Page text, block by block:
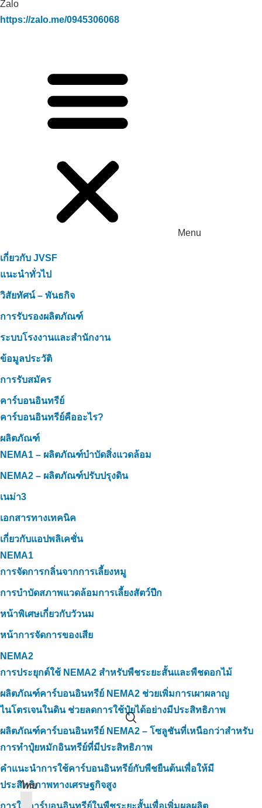
ไทย
Zalo
https://zalo.me/0945306068
Menu
เกี่ยวกับ JVSF
แนะนำทั่วไป
วิสัยทัศน์ – พันธกิจ
การรับรองผลิตภัณฑ์
ระบบโรงงานและสำนักงาน
ข้อมูลประวัติ
การรับสมัคร
คาร์บอนอินทรีย์
คาร์บอนอินทรีย์คืออะไร?
ผลิตภัณฑ์
NEMA1 – ผลิตภัณฑ์บำบัดสิ่งแวดล้อม
NEMA2 – ผลิตภัณฑ์ปรับปรุงดิน
เนม่า3
เอกสารทางเทคนิค
เกี่ยวกับแอปพลิเคชั่น
NEMA1
การจัดการกลิ่นจากการเลี้ยงหมู
การบำบัดสภาพแวดล้อมการเลี้ยงสัตว์ปีก
หน้าพิเศษเกี่ยวกับวัวนม
หน้าการจัดการของเสีย
NEMA2
การประยุกต์ใช้ NEMA2 สำหรับพืชระยะสั้นและพืชดอกไม้
ผลิตภัณฑ์คาร์บอนอินทรีย์ NEMA2 ช่วยเพิ่มการเผาผลาญ
ไนโตรเจนในดิน ช่วยลดการใช้ปุ๋ยได้อย่างมีประสิทธิภาพ
ผลิตภัณฑ์คาร์บอนอินทรีย์ NEMA2 – โซลูชันที่เหนือกว่าสำหรับ
การทำปุ๋ยหมักอินทรีย์ที่มีประสิทธิภาพ
คำแนะนำการใช้คาร์บอนอินทรีย์กับพืชยืนต้นเพื่อให้มี
ประสิทธิภาพทางเศรษฐกิจสูง
การใช้คาร์บอนอินทรีย์ในพืชระยะสั้นเพื่อเพิ่มผลผลิต